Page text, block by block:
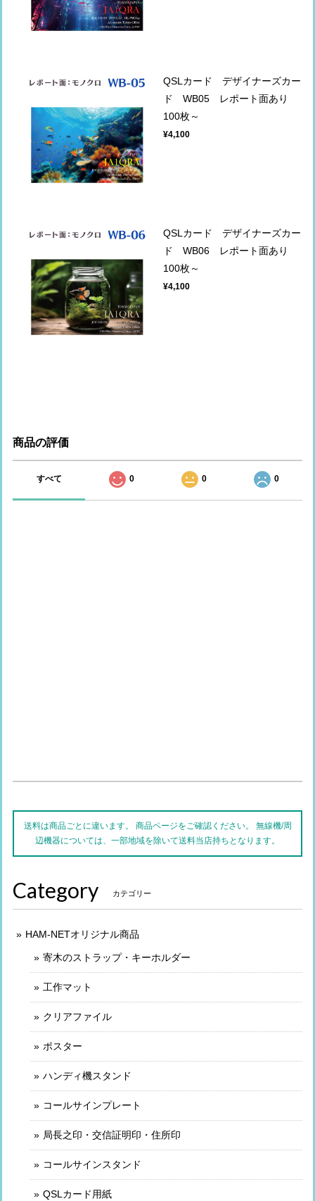
QSLカード デザイナーズカー
ド WB05 レポート面あり
100枚～
¥4,100
QSLカード デザイナーズカー
ド WB06 レポート面あり
100枚～
¥4,100
商品の評価
すべて 0 0 0
送料は商品ごとに違います。 商品ページをご確認ください。 無線機/周
辺機器については、一部地域を除いて送料当店持ちとなります。
Category カテゴリー
HAM-NETオリジナル商品
寄木のストラップ・キーホルダー
工作マット
クリアファイル
ポスター
ハンディ機スタンド
コールサインプレート
局長之印・交信証明印・住所印
コールサインスタンド
QSLカード用紙